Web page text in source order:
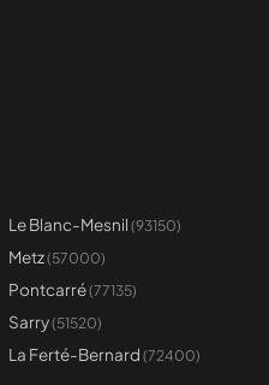
Le Blanc-Mesnil (93150)
Metz(57000)
Pontcarré(77135)
Sarry(51520)
La Ferté-Bernard (72400)